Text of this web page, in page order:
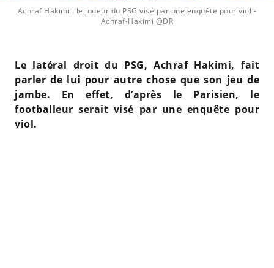
Achraf Hakimi : le joueur du PSG visé par une enquête pour viol -
Achraf-Hakimi @DR
Le latéral droit du PSG, Achraf Hakimi, fait
parler de lui pour autre chose que son jeu de
jambe. En effet, d’après le Parisien, le
footballeur serait visé par une enquête pour
viol.